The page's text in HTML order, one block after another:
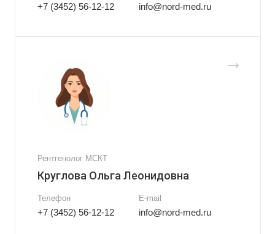
+7 (3452) 56-12-12 info@nord-med.ru
Рентгенолог МСКТ
Круглова Ольга Леонидовна
Телефон
+7 (3452) 56-12-12
E-mail
info@nord-med.ru